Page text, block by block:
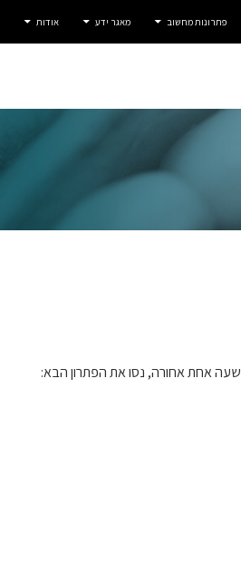
פתרונות מחשוב מאגר ידע אודות